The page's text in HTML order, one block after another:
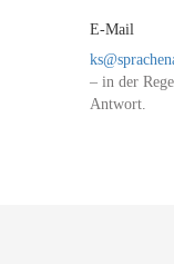
E-Mail
– in der
Antwort.